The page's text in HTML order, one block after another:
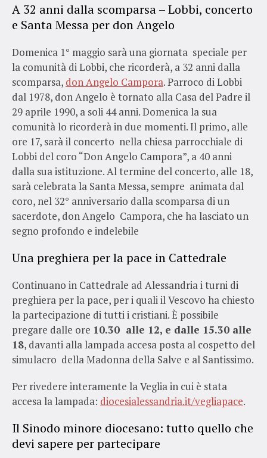
A 32 anni dalla scomparsa – Lobbi, concerto
e Santa Messa per don Angelo
Domenica 1° maggio sarà una giornata speciale per
la comunità di Lobbi, che ricorderà, a 32 anni dalla
scomparsa, don Angelo Campora. Parroco di Lobbi
dal 1978, don Angelo è tornato alla Casa del Padre il
29 aprile 1990, a soli 44 anni. Domenica la sua
comunità lo ricorderà in due momenti. Il primo, alle
ore 17, sarà il concerto nella chiesa parrocchiale di
Lobbi del coro “Don Angelo Campora”, a 40 anni
dalla sua istituzione. Al termine del concerto, alle 18,
sarà celebrata la Santa Messa, sempre animata dal
coro, nel 32° anniversario dalla scomparsa di un
sacerdote, don Angelo Campora, che ha lasciato un
segno profondo e indelebile
Una preghiera per la pace in Cattedrale
Continuano in Cattedrale ad Alessandria i turni di
preghiera per la pace, per i quali il Vescovo ha chiesto
la partecipazione di tutti i cristiani. È possibile
pregare dalle ore 10.30 alle 12, e dalle 15.30 alle
18, davanti alla lampada accesa posta al cospetto del
simulacro della Madonna della Salve e al Santissimo.
Per rivedere interamente la Veglia in cui è stata
accesa la lampada: diocesialessandria.it/vegliapace.
Il Sinodo minore diocesano: tutto quello che
devi sapere per partecipare